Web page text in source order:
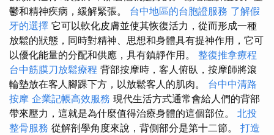
鬱和精神疾病，緩解緊張。 台中地區的台胞證服務 了解假
牙的選擇 它可以軟化皮膚並使其恢復活力，從而形成一種
放鬆的狀態，同時對精神、思想和身體具有提神作用，它可
以優化能量的分配和供應，具有鎮靜作用。 整復推拿療程
台中筋膜刀放鬆療程 背部按摩時，客人俯臥，按摩師將滾
輪墊放在客人腳踝下方，以放鬆客人的肌肉。 台中中清路
按摩 企業記帳高效服務 現代生活方式通常會給人們的背部
帶來壓力，這就是為什麼值得治療身體的這個部位。 北投
整骨服務 從解剖學角度來說，背側部分是第十二節。 打造